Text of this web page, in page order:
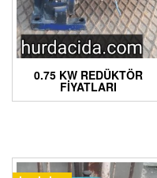
0.75 KW REDÜKTÖR
FIYATLARI